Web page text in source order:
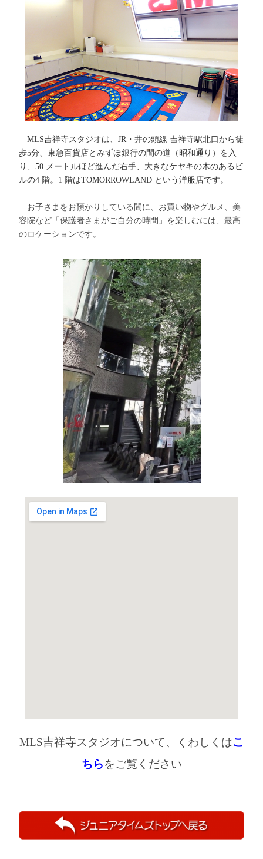
MLS吉祥寺スタジオは、JR・井の頭線 吉祥寺駅北口から徒
歩5分、東急百貨店とみずほ銀行の間の道（昭和通り）を入
り、50 メートルほど進んだ右手、大きなケヤキの木のあるビ
ルの4 階。1 階はTOMORROWLAND という洋服店です。
お子さまをお預かりしている間に、お買い物やグルメ、美
容院など「保護者さまがご自分の時間」を楽しむには、最高
のロケーションです。
MLS吉祥寺スタジオについて、くわしくはこ
ちらをご覧ください